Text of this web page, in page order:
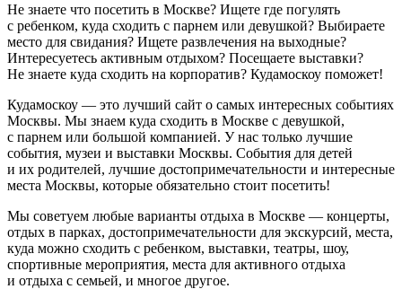
Не знаете что посетить в Москве? Ищете где погулять
с ребенком, куда сходить с парнем или девушкой? Выбираете
место для свидания? Ищете развлечения на выходные?
Интересуетесь активным отдыхом? Посещаете выставки?
Не знаете куда сходить на корпоратив? Кудамоскоу поможет!
Кудамоскоу — это лучший сайт о самых интересных событиях
Москвы. Мы знаем куда сходить в Москве с девушкой,
с парнем или большой компанией. У нас только лучшие
события, музеи и выставки Москвы. События для детей
и их родителей, лучшие достопримечательности и интересные
места Москвы, которые обязательно стоит посетить!
Мы советуем любые варианты отдыха в Москве — концерты,
отдых в парках, достопримечательности для экскурсий, места,
куда можно сходить с ребенком, выставки, театры, шоу,
спортивные мероприятия, места для активного отдыха
и отдыха с семьей, и многое другое.